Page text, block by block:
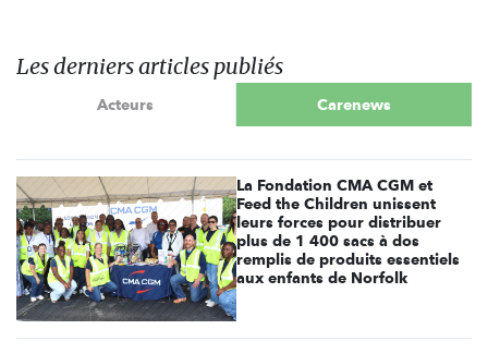
Les derniers articles publiés
Acteurs Carenews
La Fondation CMA CGM et
Feed the Children unissent
leurs forces pour distribuer
plus de 1 400 sacs à dos
remplis de produits essentiels
aux enfants de Norfolk